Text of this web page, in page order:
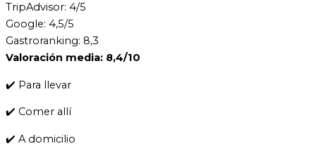
TripAdvisor: 4/5
Google: 4,5/5
Gastroranking: 8,3
Valoración media: 8,4/10
✔️ Para llevar
✔️ Comer allí
✔️ A domicilio